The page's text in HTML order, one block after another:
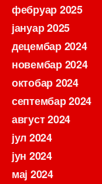
фебруар 2025
јануар 2025
децембар 2024
новембар 2024
октобар 2024
септембар 2024
август 2024
јул 2024
јун 2024
мај 2024